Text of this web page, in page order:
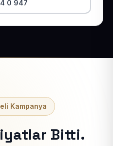
0 947
Kampanya
Bitti.